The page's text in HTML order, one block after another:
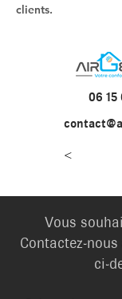
clients.
06 15
<
Vous
Contactez-
ci-